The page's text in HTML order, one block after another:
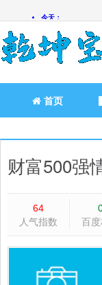
首页
财富500强
64
人气指数
百